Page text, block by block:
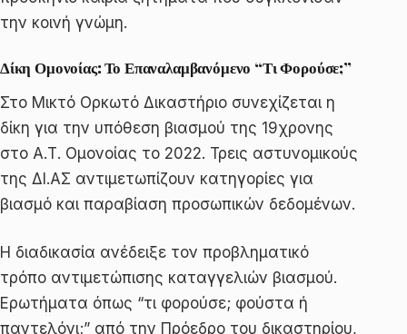
την κοινή γνώμη.
Δίκη Ομονοίας: Το Επαναλαμβανόμενο “Τι Φορούσε;”
Στο Μικτό Ορκωτό Δικαστήριο συνεχίζεται η
δίκη για την υπόθεση βιασμού της 19χρονης
στο Α.Τ. Ομονοίας το 2022. Τρεις αστυνομικούς
της ΔΙ.ΑΣ αντιμετωπίζουν κατηγορίες για
βιασμό και παραβίαση προσωπικών δεδομένων.
Η διαδικασία ανέδειξε τον προβληματικό
τρόπο αντιμετώπισης καταγγελιών βιασμού.
Ερωτήματα όπως “τι φορούσε; φούστα ή
παντελόνι;” από την Πρόεδρο του δικαστηρίου,